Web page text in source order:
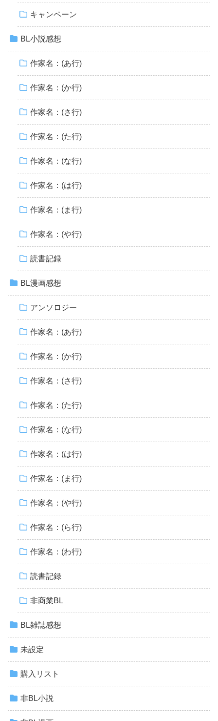
キャンペーン
BL小説感想
作家名：(あ行)
作家名：(か行)
作家名：(さ行)
作家名：(た行)
作家名：(な行)
作家名：(は行)
作家名：(ま行)
作家名：(や行)
読書記録
BL漫画感想
アンソロジー
作家名：(あ行)
作家名：(か行)
作家名：(さ行)
作家名：(た行)
作家名：(な行)
作家名：(は行)
作家名：(ま行)
作家名：(や行)
作家名：(ら行)
作家名：(わ行)
読書記録
非商業BL
BL雑誌感想
未設定
購入リスト
非BL小説